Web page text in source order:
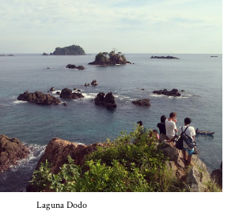
Laguna Dodo